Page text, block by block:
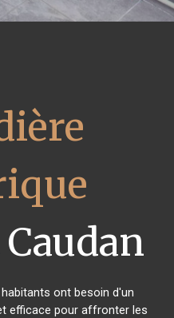
habitants ont besoin d'un
efficace pour affronter les